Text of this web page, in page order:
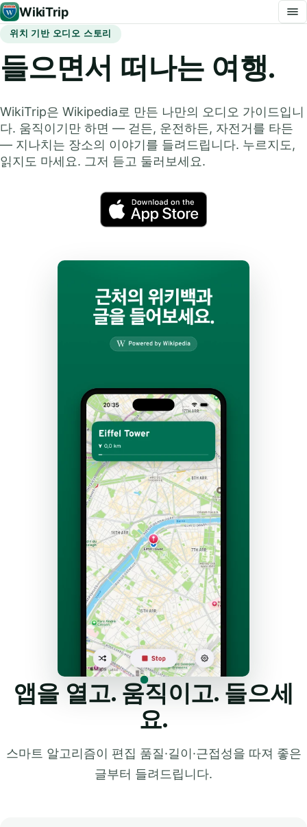
WikiTrip
위치 기반 오디오 스토리
들으면서 떠나는 여행.
WikiTrip은 Wikipedia로 만든 나만의 오디오 가이드입니
다. 움직이기만 하면 — 걷든, 운전하든, 자전거를 타든
— 지나치는 장소의 이야기를 들려드립니다. 누르지도,
읽지도 마세요. 그저 듣고 둘러보세요.
앱을 열고. 움직이고. 들으세
요.
스마트 알고리즘이 편집 품질·길이·근접성을 따져 좋은
글부터 들려드립니다.